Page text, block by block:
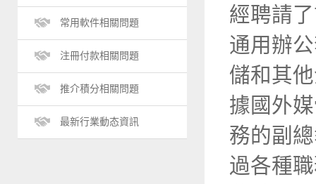
常用軟件相關問題
注冊付款相關問題
推介積分相關問題
最新行業動态資訊
經聘請
通用辦
儲和其
據國外
務的副
過各種